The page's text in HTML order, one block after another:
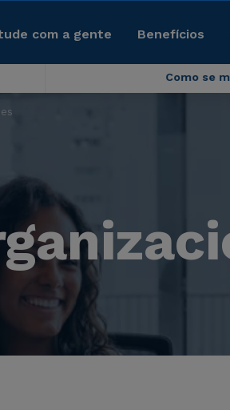
com a gente Benefícios
Como se